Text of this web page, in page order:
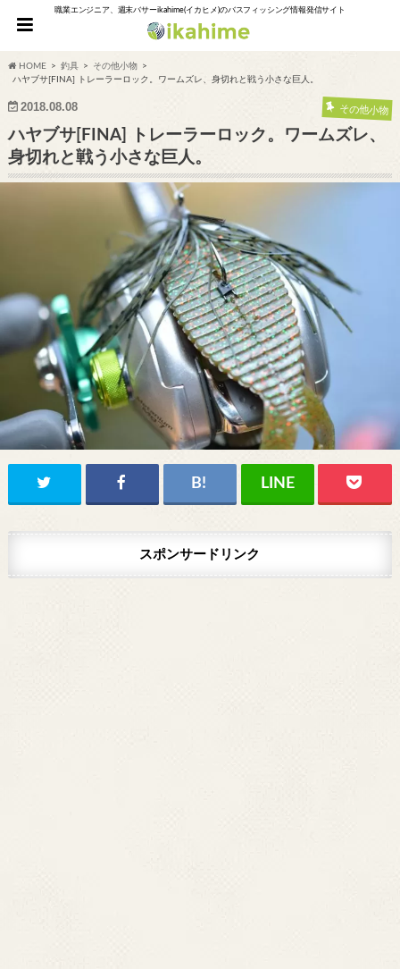
職業エンジニア、週末バサーikahime(イカヒメ)のバスフィッシング情報発信サイト
HOME 釣具
その他小物
ハヤブサ[FINA] トレーラーロック。ワームズレ、身切れと戦う小さな巨人。
2018.08.08 その他小物
ハヤブサ[FINA] トレーラーロック。ワームズレ、
身切れと戦う小さな巨人。
スポンサードリンク